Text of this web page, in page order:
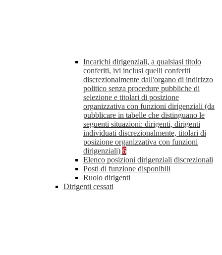
Incarichi dirigenziali, a qualsiasi titolo
conferiti, ivi inclusi quelli conferiti
discrezionalmente dall'organo di indirizzo
politico senza procedure pubbliche di
selezione e titolari di posizione
organizzativa con funzioni dirigenziali (da
pubblicare in tabelle che distinguano le
seguenti situazioni: dirigenti, dirigenti
individuati discrezionalmente, titolari di
posizione organizzativa con funzioni
dirigenziali) 6
Elenco posizioni dirigenziali discrezionali
Posti di funzione disponibili
Ruolo dirigenti
Dirigenti cessati